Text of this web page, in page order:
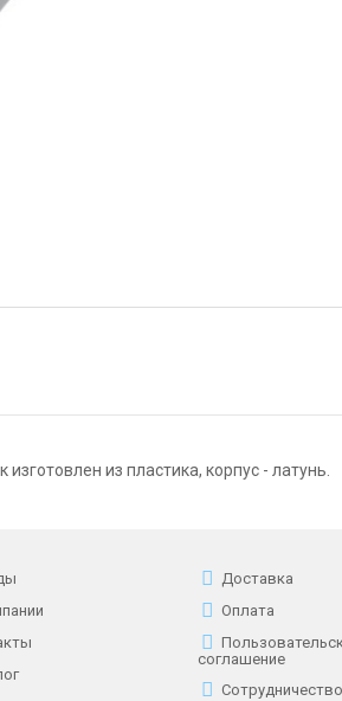
из пластика, корпус - латунь.
Доставка
Оплата
соглашение
Сотрудничество